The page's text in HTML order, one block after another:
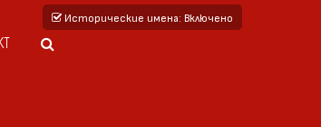
Исторические имена: Включено